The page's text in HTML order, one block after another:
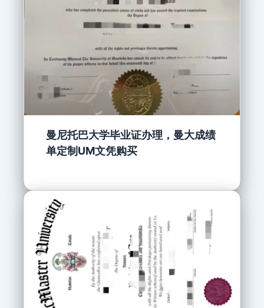
曼尼托巴大学毕业证办理，曼大成绩
单定制UM文凭购买